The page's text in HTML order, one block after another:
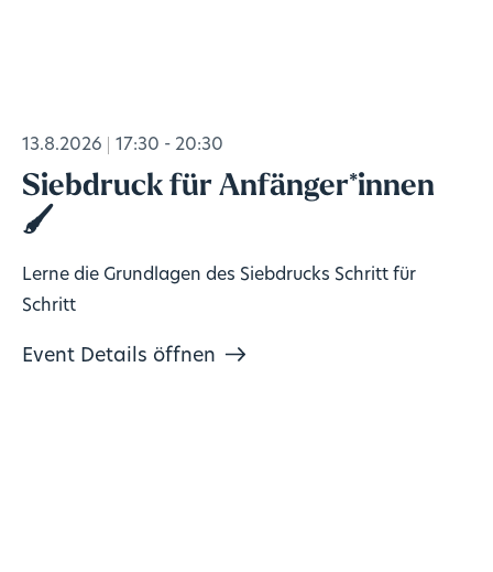
13.8.2026 17:30 - 20:30
Siebdruck für Anfänger*innen
🖌️
Lerne die Grundlagen des Siebdrucks Schritt für
Schritt
Event Details öffnen